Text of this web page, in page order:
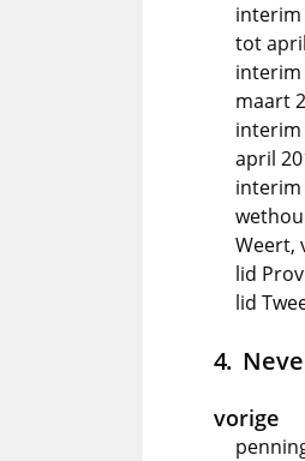
interim
tot
interim
maart
interim
april
interim
Weert,
lid
lid
vorige